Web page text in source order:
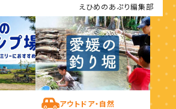
えひめのあぷり編集部
アウトドア・自然